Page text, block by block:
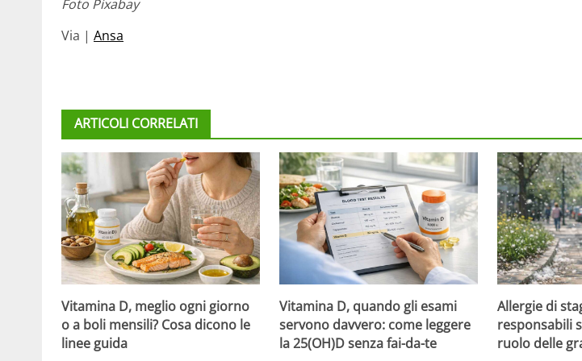
Foto Pixabay
Via | Ansa
ARTICOLI CORRELATI
Vitamina D, meglio ogni giorno
o a boli mensili? Cosa dicono le
linee guida
Vitamina D, quando gli esami
servono davvero: come leggere
la 25(OH)D senza fai-da-te
Allergie di
responsabili
ruolo delle